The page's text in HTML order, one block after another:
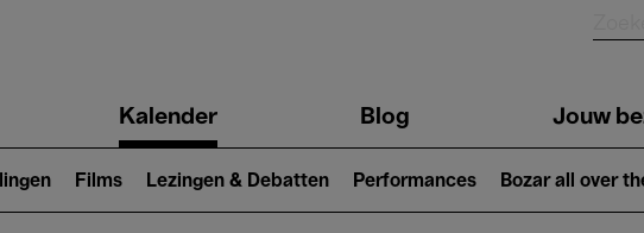
navigationKalender Blog Jouw
Films Lezingen & Debatten Performances Bozar all over